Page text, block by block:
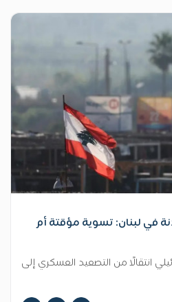
في لبنان: تسوية مؤقتة أم
انتقالًا من التصعيد العسكري إلى